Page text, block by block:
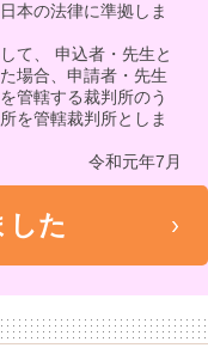
本の法律に準拠しま
て、 申込者・先生と
場合、申請者・先生
管轄する裁判所のう
を管轄裁判所としま
令和元年7月